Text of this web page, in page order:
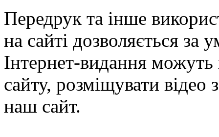
Передрук та інше
на сайті дозволяється
Інтернет-видання можуть
сайту, розміщувати відео
наш сайт.